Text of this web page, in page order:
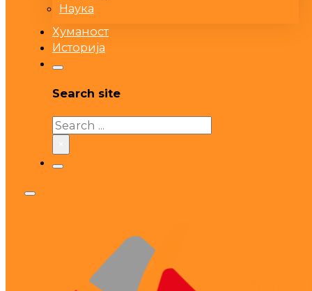
Наука
Хуманост
Историја
Search site
Search